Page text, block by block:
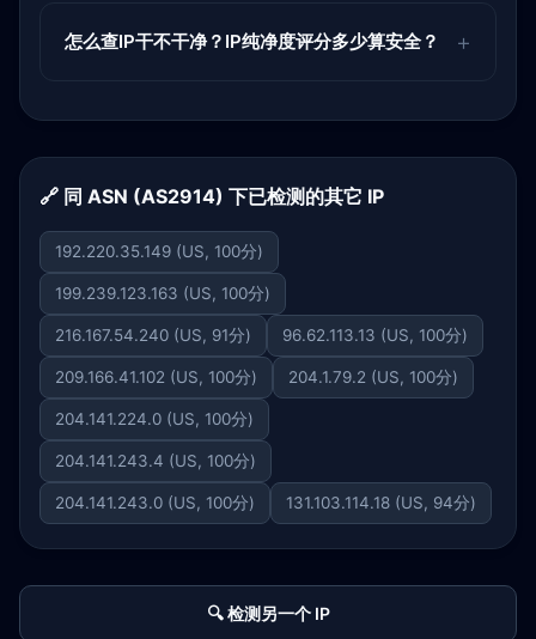
怎么查IP干不干净？IP纯净度评分多少算安全？
🔗 同 ASN (AS2914) 下已检测的其它 IP
192.220.35.149 (US, 100分)
199.239.123.163 (US, 100分)
216.167.54.240 (US, 91分) 96.62.113.13 (US, 100分)
209.166.41.102 (US, 100分) 204.1.79.2 (US, 100分)
204.141.224.0 (US, 100分)
204.141.243.4 (US, 100分)
204.141.243.0 (US, 100分) 131.103.114.18 (US, 94分)
🔍 检测另一个 IP